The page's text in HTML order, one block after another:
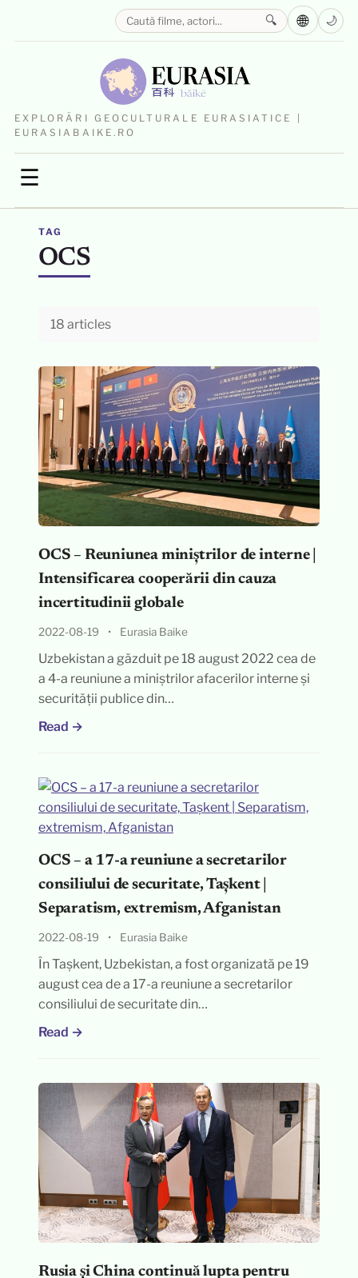
EXPLORĂRI GEOCULTURALE EURASIATICE |
EURASIABAIKE.RO
☰
🔍 🌐 🌙
TAG
OCS
18 articles
OCS – Reuniunea miniștrilor de interne |
Intensificarea cooperării din cauza
incertitudinii globale
2022-08-19 • Eurasia Baike
Uzbekistan a găzduit pe 18 august 2022 cea de
a 4-a reuniune a miniștrilor afacerilor interne și
securității publice din…
Read →
OCS – a 17-a reuniune a secretarilor
consiliului de securitate, Tașkent |
Separatism, extremism, Afganistan
2022-08-19 • Eurasia Baike
În Tașkent, Uzbekistan, a fost organizată pe 19
august cea de a 17-a reuniune a secretarilor
consiliului de securitate din…
Read →
Rusia și China continuă lupta pentru